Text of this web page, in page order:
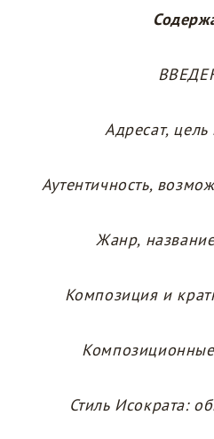
Адресат,
Аутентичность,
Жанр,
Композиция и
Стиль Исократа: